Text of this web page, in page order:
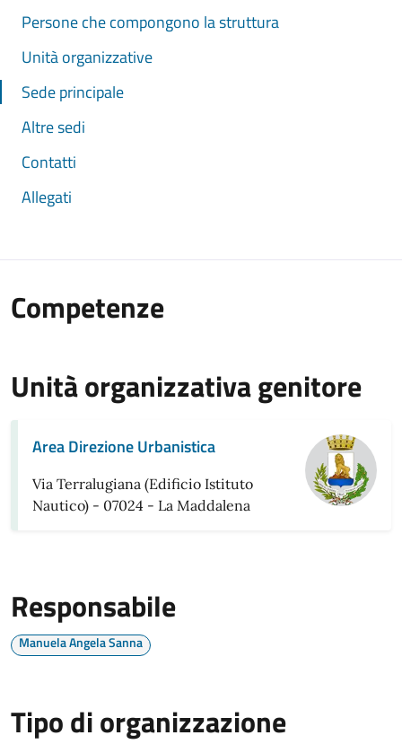
Persone che compongono la struttura
Unità organizzative
Sede principale
Altre sedi
Contatti
Allegati
Competenze
Unità organizzativa genitore
Area Direzione Urbanistica
Via Terralugiana (Edificio Istituto
Nautico) - 07024 - La Maddalena
Responsabile
Manuela Angela Sanna
Tipo di organizzazione